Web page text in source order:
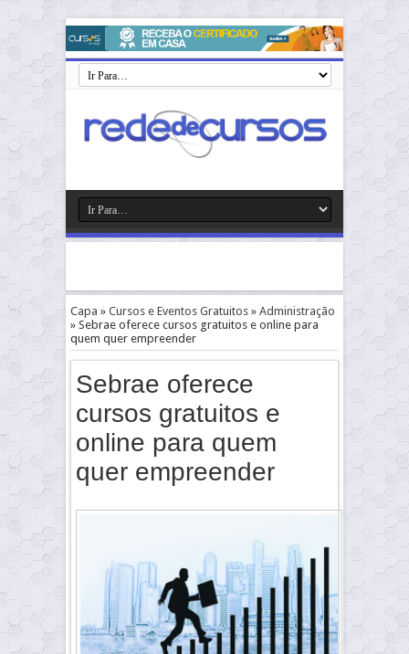
Capa » Cursos e Eventos Gratuitos » Administração
» Sebrae oferece cursos gratuitos e online para
quem quer empreender
Sebrae oferece
cursos gratuitos e
online para quem
quer empreender